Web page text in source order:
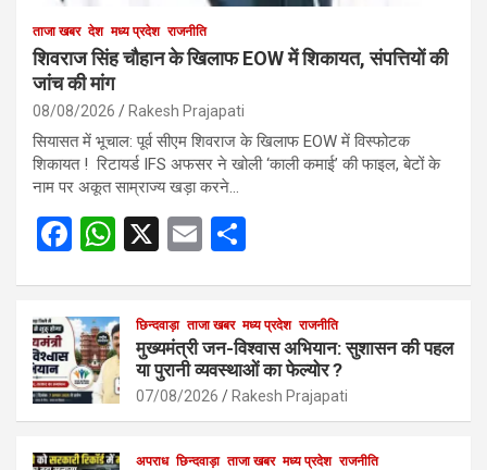
ताजा खबर देश मध्य प्रदेश राजनीति
शिवराज सिंह चौहान के खिलाफ EOW में शिकायत, संपत्तियों की
जांच की मांग
08/08/2026 Rakesh Prajapati
सियासत में भूचाल: पूर्व सीएम शिवराज के खिलाफ EOW में विस्फोटक
शिकायत ! रिटायर्ड IFS अफसर ने खोली ‘काली कमाई’ की फाइल, बेटों के
नाम पर अकूत साम्राज्य खड़ा करने…
F
b
o
o
k
W
s
A
p
p
X
E
e
छिन्दवाड़ा ताजा खबर मध्य प्रदेश राजनीति
मुख्यमंत्री जन-विश्वास अभियान: सुशासन की पहल
या पुरानी व्यवस्थाओं का फेल्योर ?
07/08/2026 Rakesh Prajapati
अपराध छिन्दवाड़ा ताजा खबर मध्य प्रदेश राजनीति